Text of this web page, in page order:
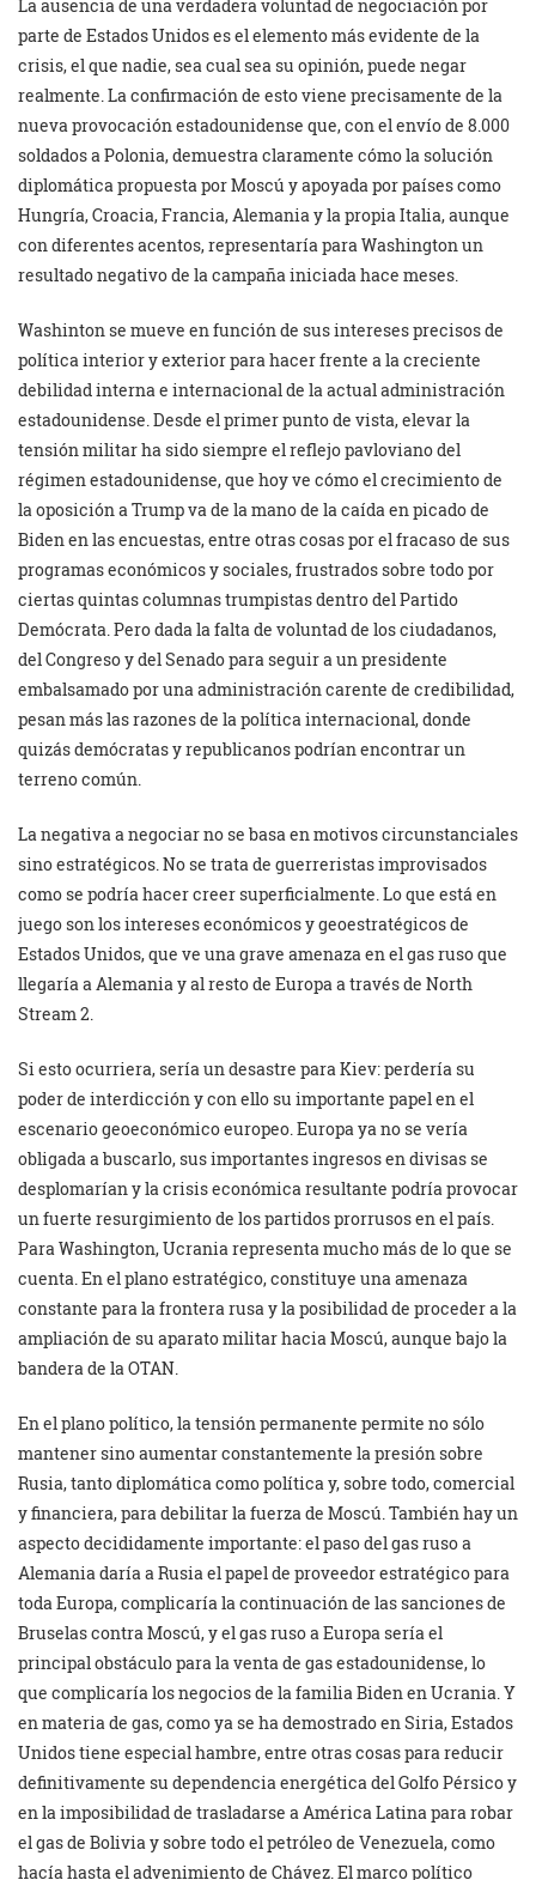
La ausencia de una verdadera voluntad de negociación por
parte de Estados Unidos es el elemento más evidente de la
crisis, el que nadie, sea cual sea su opinión, puede negar
realmente. La confirmación de esto viene precisamente de la
nueva provocación estadounidense que, con el envío de 8.000
soldados a Polonia, demuestra claramente cómo la solución
diplomática propuesta por Moscú y apoyada por países como
Hungría, Croacia, Francia, Alemania y la propia Italia, aunque
con diferentes acentos, representaría para Washington un
resultado negativo de la campaña iniciada hace meses.
Washinton se mueve en función de sus intereses precisos de
política interior y exterior para hacer frente a la creciente
debilidad interna e internacional de la actual administración
estadounidense. Desde el primer punto de vista, elevar la
tensión militar ha sido siempre el reflejo pavloviano del
régimen estadounidense, que hoy ve cómo el crecimiento de
la oposición a Trump va de la mano de la caída en picado de
Biden en las encuestas, entre otras cosas por el fracaso de sus
programas económicos y sociales, frustrados sobre todo por
ciertas quintas columnas trumpistas dentro del Partido
Demócrata. Pero dada la falta de voluntad de los ciudadanos,
del Congreso y del Senado para seguir a un presidente
embalsamado por una administración carente de credibilidad,
pesan más las razones de la política internacional, donde
quizás demócratas y republicanos podrían encontrar un
terreno común.
La negativa a negociar no se basa en motivos circunstanciales
sino estratégicos. No se trata de guerreristas improvisados
como se podría hacer creer superficialmente. Lo que está en
juego son los intereses económicos y geoestratégicos de
Estados Unidos, que ve una grave amenaza en el gas ruso que
llegaría a Alemania y al resto de Europa a través de North
Stream 2.
Si esto ocurriera, sería un desastre para Kiev: perdería su
poder de interdicción y con ello su importante papel en el
escenario geoeconómico europeo. Europa ya no se vería
obligada a buscarlo, sus importantes ingresos en divisas se
desplomarían y la crisis económica resultante podría provocar
un fuerte resurgimiento de los partidos prorrusos en el país.
Para Washington, Ucrania representa mucho más de lo que se
cuenta. En el plano estratégico, constituye una amenaza
constante para la frontera rusa y la posibilidad de proceder a la
ampliación de su aparato militar hacia Moscú, aunque bajo la
bandera de la OTAN.
En el plano político, la tensión permanente permite no sólo
mantener sino aumentar constantemente la presión sobre
Rusia, tanto diplomática como política y, sobre todo, comercial
y financiera, para debilitar la fuerza de Moscú. También hay un
aspecto decididamente importante: el paso del gas ruso a
Alemania daría a Rusia el papel de proveedor estratégico para
toda Europa, complicaría la continuación de las sanciones de
Bruselas contra Moscú, y el gas ruso a Europa sería el
principal obstáculo para la venta de gas estadounidense, lo
que complicaría los negocios de la familia Biden en Ucrania. Y
en materia de gas, como ya se ha demostrado en Siria, Estados
Unidos tiene especial hambre, entre otras cosas para reducir
definitivamente su dependencia energética del Golfo Pérsico y
en la imposibilidad de trasladarse a América Latina para robar
el gas de Bolivia y sobre todo el petróleo de Venezuela, como
hacía hasta el advenimiento de Chávez. El marco político